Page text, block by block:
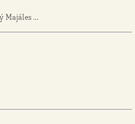
Majáles ...